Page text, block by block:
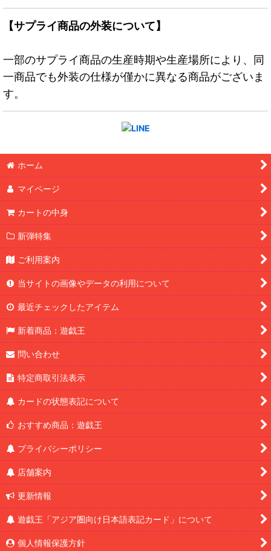
【サプライ商品の外装について】
一部のサプライ商品の生産時期や生産場所により、同
一商品でも外装の仕様が僅かに異なる商品がございま
す。
ホーム
マイページ
カートの中身
新弾特集
ご利用案内
当サイトの画像やデータの利用について
最近チェックしたアイテム
新着商品：遊戯王
問い合わせ
特定商取引法表示
カードの状態表記について
おすすめ商品：遊戯王
プライバシーポリシー
店舗案内
更新情報
遊戯王「アジア圏向け日本語表記カード」について
個人情報保護方針